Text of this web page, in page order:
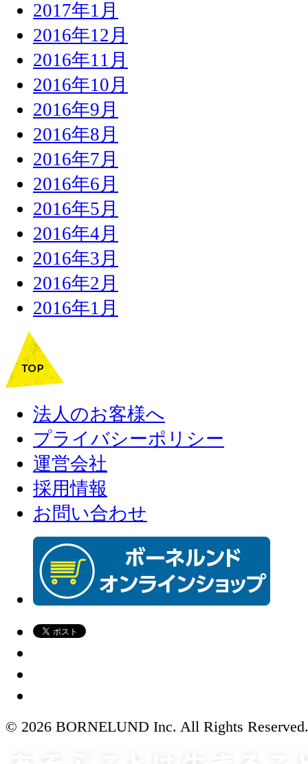
2017年1月
2016年12月
2016年11月
2016年10月
2016年9月
2016年8月
2016年7月
2016年6月
2016年5月
2016年4月
2016年3月
2016年2月
2016年1月
法人のお客様へ
プライバシーポリシー
運営会社
採用情報
お問い合わせ
© 2026 BORNELUND Inc. All Rights Reserved.